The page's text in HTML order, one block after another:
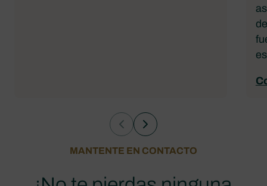
MANTENTE EN CONTACTO